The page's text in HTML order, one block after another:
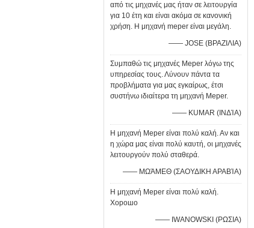
από τις μηχανές μας ήταν σε λειτουργία
για 10 έτη και είναι ακόμα σε κανονική
χρήση. Η μηχανή meper είναι μεγάλη.
—— JOSE (ΒΡΑΖΙΛΙΑ)
Συμπαθώ τις μηχανές Meper λόγω της
υπηρεσίας τους. Λύνουν πάντα τα
προβλήματα για μας εγκαίρως, έτσι
συστήνω ιδιαίτερα τη μηχανή Meper.
—— KUMAR (ΙΝΔΊΑ)
Η μηχανή Meper είναι πολύ καλή. Αν και
η χώρα μας είναι πολύ καυτή, οι μηχανές
λειτουργούν πολύ σταθερά.
—— ΜΩΆΜΕΘ (ΣΑΟΥΔΙΚΗ ΑΡΑΒΊΑ)
Η μηχανή Meper είναι πολύ καλή.
Хорошо
—— IWANOWSKI (ΡΩΣΙΑ)